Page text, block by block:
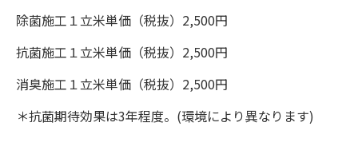
除菌施工１立米単価（税抜）2,500円
抗菌施工１立米単価（税抜）2,500円
消臭施工１立米単価（税抜）2,500円
＊抗菌期待効果は3年程度。(環境により異なります)